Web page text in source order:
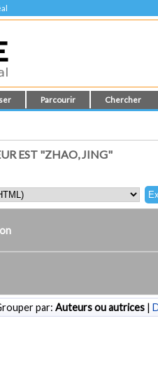
Parcourir Chercher
EST "ZHAO, JING"
par: Auteurs ou autrices |